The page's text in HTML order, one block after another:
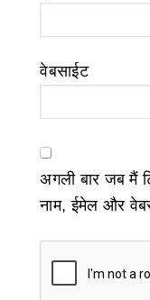
वेबसाईट
अगली बार जब मैं
नाम, ईमेल और